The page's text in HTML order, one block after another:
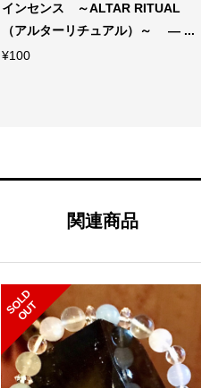
インセンス ～ALTAR RITUAL
（アルターリチュアル）～ ― ...
¥100
関連商品
S
O
L
D
O
U
T